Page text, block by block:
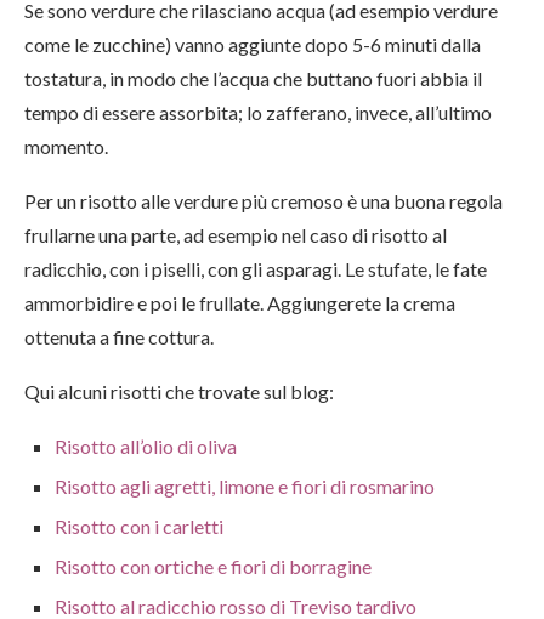
Se sono verdure che rilasciano acqua (ad esempio verdure
come le zucchine) vanno aggiunte dopo 5-6 minuti dalla
tostatura, in modo che l’acqua che buttano fuori abbia il
tempo di essere assorbita; lo zafferano, invece, all’ultimo
momento.
Per un risotto alle verdure più cremoso è una buona regola
frullarne una parte, ad esempio nel caso di risotto al
radicchio, con i piselli, con gli asparagi. Le stufate, le fate
ammorbidire e poi le frullate. Aggiungerete la crema
ottenuta a fine cottura.
Qui alcuni risotti che trovate sul blog:
Risotto all’olio di oliva
Risotto agli agretti, limone e fiori di rosmarino
Risotto con i carletti
Risotto con ortiche e fiori di borragine
Risotto al radicchio rosso di Treviso tardivo